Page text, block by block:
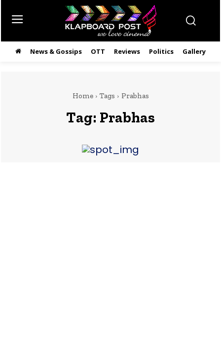
News & Gossips OTT Reviews Politics Gallery
Home Tags Prabhas
Tag: Prabhas